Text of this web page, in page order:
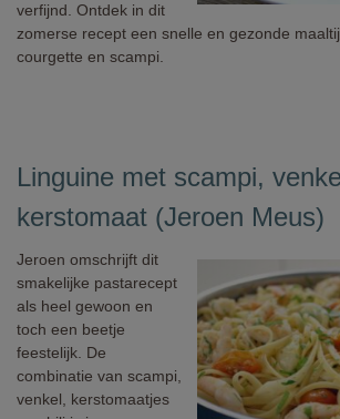
verfijnd. Ontdek in dit
zomerse recept een snelle en gezonde
courgette en scampi.
Linguine met scampi,
kerstomaat (Jeroen Meus)
Jeroen omschrijft dit
smakelijke pastarecept
als heel gewoon en
toch een beetje
feestelijk. De
combinatie van scampi,
venkel, kerstomaatjes